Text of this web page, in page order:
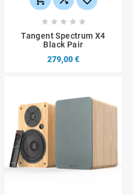
    
Tangent Spectrum X4
Black Pair
279,00 €